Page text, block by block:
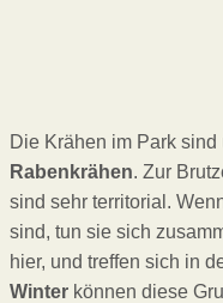
Die Krähen im Park
Rabenkrähen. Zur
sind sehr territorial.
sind, tun sie sich
hier, und treffen sich in
Winter können diese